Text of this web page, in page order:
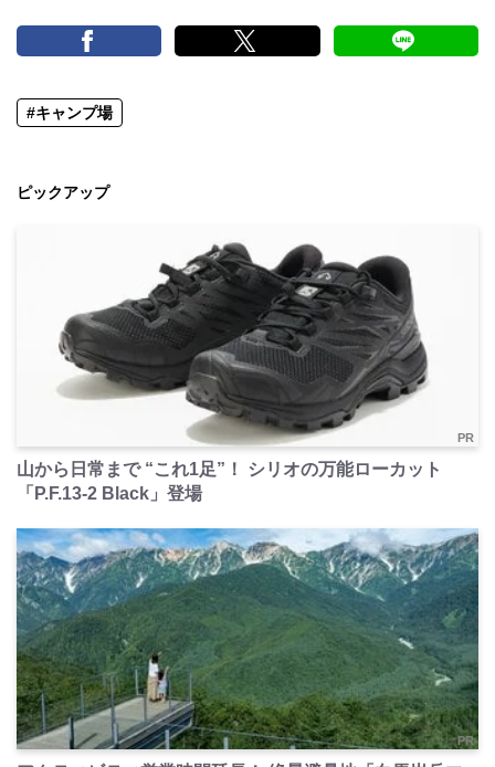
#キャンプ場
ピックアップ
PR
山から日常まで “これ1足”！ シリオの万能ローカット
「P.F.13-2 Black」登場
PR